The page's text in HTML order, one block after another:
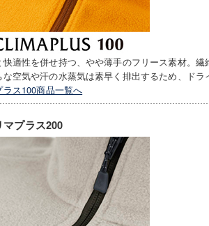
快適性を併せ持つ、やや薄手のフリース素材。
な空気や汗の水蒸気は素早く排出するため、ドラ
ラス100商品一覧へ
マプラス200